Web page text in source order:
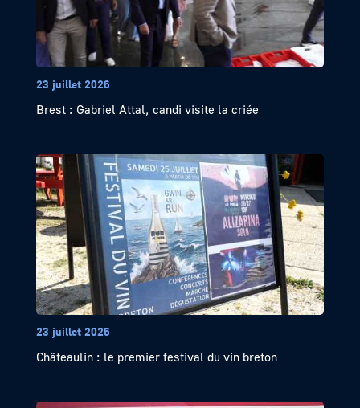
23 juillet 2026
Brest : Gabriel Attal, candi visite la criée
23 juillet 2026
Châteaulin : le premier festival du vin breton